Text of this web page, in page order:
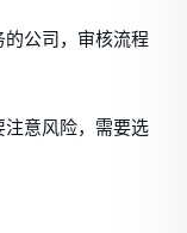
公司，审核流程
注意风险，需要选